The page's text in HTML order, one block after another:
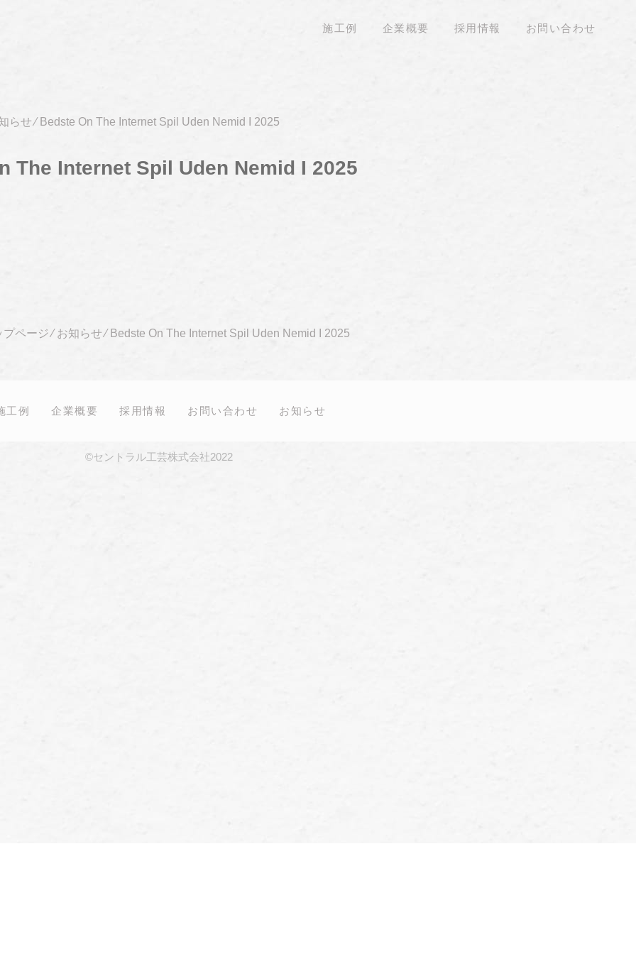
施工例 企業概要 採用情報 お問い合わせ
らせ⁄ Bedste On The Internet Spil Uden Nemid I 2025
The Internet Spil Uden Nemid I 2025
プページ⁄ お知らせ⁄ Bedste On The Internet Spil Uden Nemid I 2025
工例 企業概要 採用情報 お問い合わせ お知らせ
©セントラル工芸株式会社2022